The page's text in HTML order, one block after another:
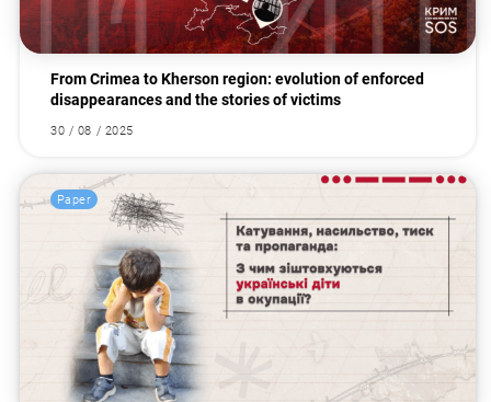
From Crimea to Kherson region: evolution of enforced
disappearances and the stories of victims
30 / 08 / 2025
Paper